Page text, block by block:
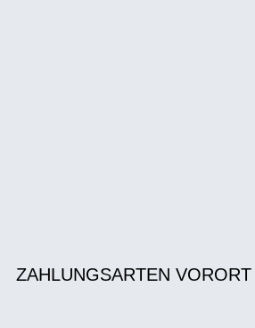
ZAHLUNGSARTEN VORORT